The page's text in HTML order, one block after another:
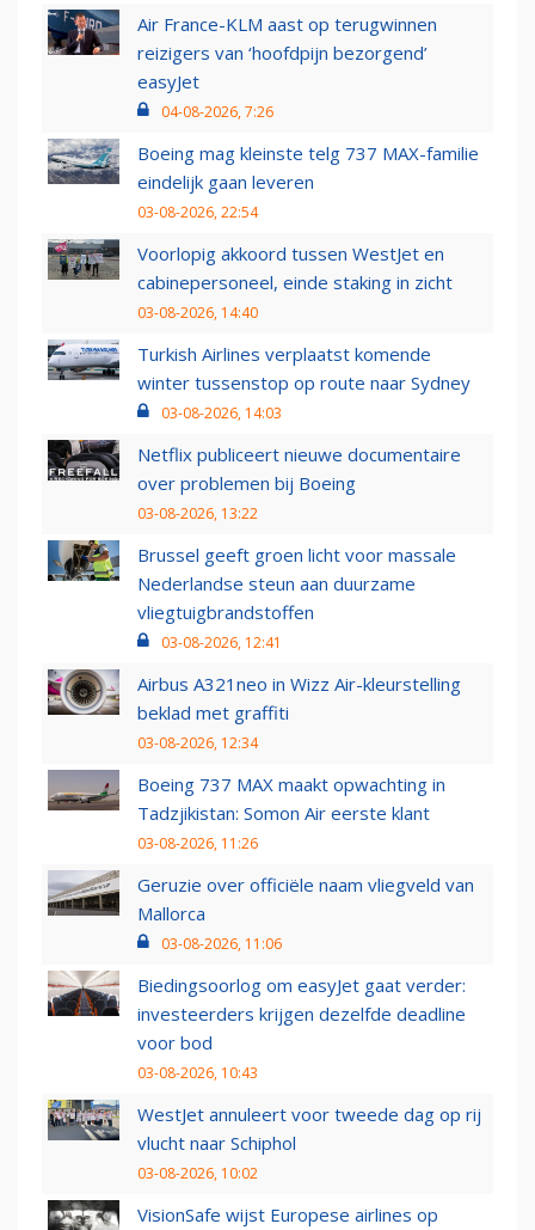
Air France-KLM aast op terugwinnen
reizigers van ‘hoofdpijn bezorgend’
easyJet
04-08-2026, 7:26
Boeing mag kleinste telg 737 MAX-familie
eindelijk gaan leveren
03-08-2026, 22:54
Voorlopig akkoord tussen WestJet en
cabinepersoneel, einde staking in zicht
03-08-2026, 14:40
Turkish Airlines verplaatst komende
winter tussenstop op route naar Sydney
03-08-2026, 14:03
Netflix publiceert nieuwe documentaire
over problemen bij Boeing
03-08-2026, 13:22
Brussel geeft groen licht voor massale
Nederlandse steun aan duurzame
vliegtuigbrandstoffen
03-08-2026, 12:41
Airbus A321neo in Wizz Air-kleurstelling
beklad met graffiti
03-08-2026, 12:34
Boeing 737 MAX maakt opwachting in
Tadzjikistan: Somon Air eerste klant
03-08-2026, 11:26
Geruzie over officiële naam vliegveld van
Mallorca
03-08-2026, 11:06
Biedingsoorlog om easyJet gaat verder:
investeerders krijgen dezelfde deadline
voor bod
03-08-2026, 10:43
WestJet annuleert voor tweede dag op rij
vlucht naar Schiphol
03-08-2026, 10:02
VisionSafe wijst Europese airlines op